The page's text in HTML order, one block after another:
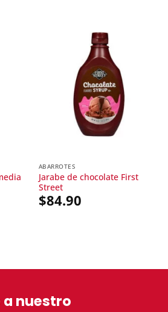
ABARROTES
Jarabe de chocolate First
Street
$84.90
nuestro